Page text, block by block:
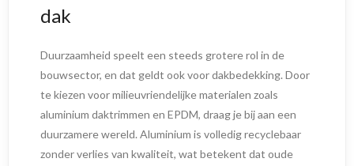
dak
Duurzaamheid speelt een steeds grotere rol in de
bouwsector, en dat geldt ook voor dakbedekking. Door
te kiezen voor milieuvriendelijke materialen zoals
aluminium daktrimmen en EPDM, draag je bij aan een
duurzamere wereld. Aluminium is volledig recyclebaar
zonder verlies van kwaliteit, wat betekent dat oude